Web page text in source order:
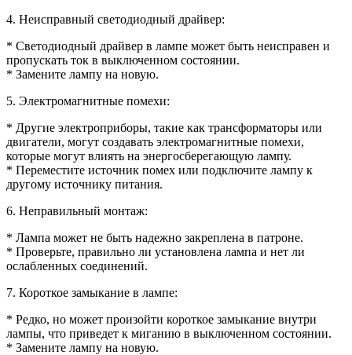
4. Неисправный светодиодный драйвер:
* Светодиодный драйвер в лампе может быть неисправен и
пропускать ток в выключенном состоянии.
* Замените лампу на новую.
5. Электромагнитные помехи:
* Другие электроприборы, такие как трансформаторы или
двигатели, могут создавать электромагнитные помехи,
которые могут влиять на энергосберегающую лампу.
* Переместите источник помех или подключите лампу к
другому источнику питания.
6. Неправильный монтаж:
* Лампа может не быть надежно закреплена в патроне.
* Проверьте, правильно ли установлена лампа и нет ли
ослабленных соединений.
7. Короткое замыкание в лампе:
* Редко, но может произойти короткое замыкание внутри
лампы, что приведет к миганию в выключенном состоянии.
* Замените лампу на новую.